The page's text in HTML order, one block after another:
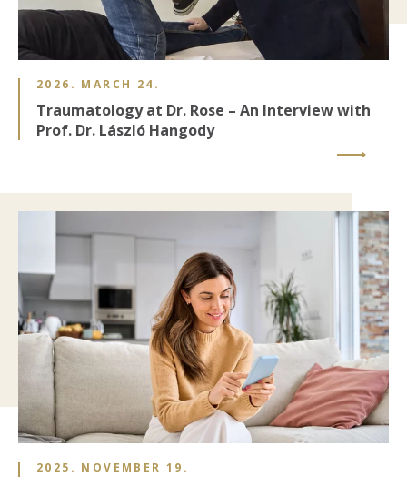
2026. MARCH 24.
Traumatology at Dr. Rose – An Interview with
Prof. Dr. László Hangody
2025. NOVEMBER 19.